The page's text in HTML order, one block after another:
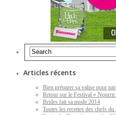
Articles récents
Bien préparer sa valise pour
Retour sur le Festival « Nourrir
Brides fait sa mode 2014
Toutes les recettes des chefs